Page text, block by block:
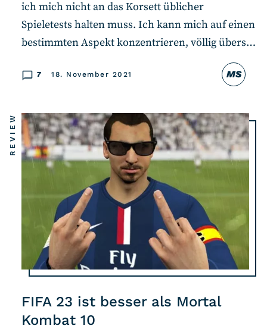
DATENSCHUTZ
KONTAKT
Unterstützen MS
7 18. November 2021
ich mich nicht an das Korsett üblicher
Spieletests halten muss. Ich kann mich auf einen
bestimmten Aspekt konzentrieren, völlig übers…
FIFA 23 ist besser als Mortal
Kombat 10
REVIEW